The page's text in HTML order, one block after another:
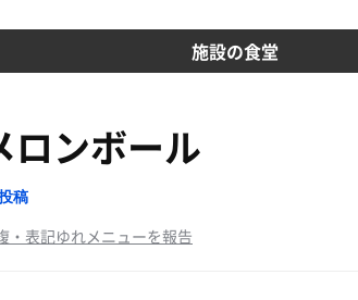
施設の食堂
ロンボール
稿
・表記ゆれメニューを報告